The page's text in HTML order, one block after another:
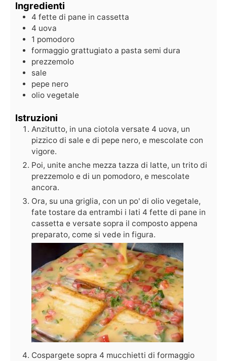
Ingredienti
4 fette di pane in cassetta
4 uova
1 pomodoro
formaggio grattugiato a pasta semi dura
prezzemolo
sale
pepe nero
olio vegetale
Istruzioni
Anzitutto, in una ciotola versate 4 uova, un
pizzico di sale e di pepe nero, e mescolate con
vigore.
Poi, unite anche mezza tazza di latte, un trito di
prezzemolo e di un pomodoro, e mescolate
ancora.
Ora, su una griglia, con un po' di olio vegetale,
fate tostare da entrambi i lati 4 fette di pane in
cassetta e versate sopra il composto appena
preparato, come si vede in figura.
Cospargete sopra 4 mucchietti di formaggio